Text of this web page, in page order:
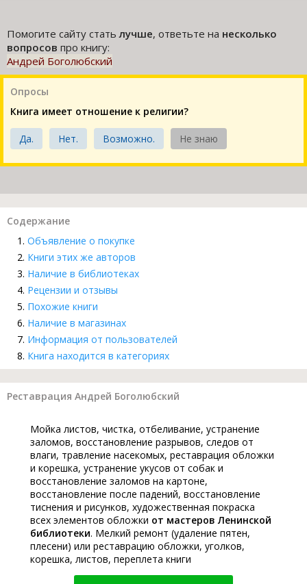
Помогите сайту статьлучше, ответьте на несколько
вопросов про книгу:
Андрей Боголюбский
Опросы
Книга имеет отношение к религии?
Да. Нет. Возможно. Не знаю
Содержание
Объявление о покупке
Книги этих же авторов
Наличие в библиотеках
Рецензии и отзывы
Похожие книги
Наличие в магазинах
Информация от пользователей
Книга находится в категориях
Реставрация Андрей Боголюбский
Мойка листов, чистка, отбеливание, устранение
заломов, восстановление разрывов, следов от
влаги, травление насекомых, реставрация обложки
и корешка, устранение укусов от собак и
восстановление заломов на картоне,
восстановление после падений, восстановление
тиснения и рисунков, художественная покраска
всех элементов обложки от мастеров Ленинской
библиотеки. Мелкий ремонт (удаление пятен,
плесени) или реставрацию обложки, уголков,
корешка, листов, переплета книги